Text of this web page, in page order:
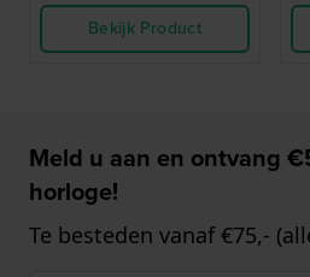
Bekijk Product
Meld u aan en ontvang
horloge!
Te besteden vanaf €75,-